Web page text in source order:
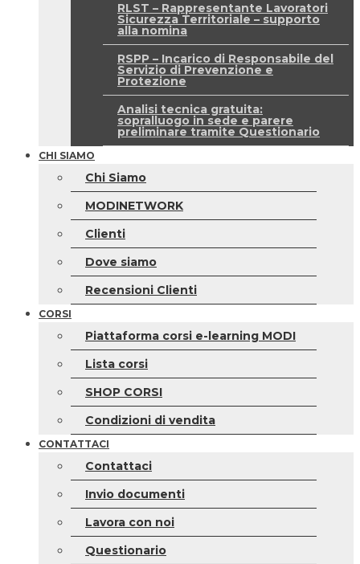
RLST – Rappresentante Lavoratori
Sicurezza Territoriale – supporto
alla nomina
RSPP – Incarico di Responsabile del
Servizio di Prevenzione e
Protezione
Analisi tecnica gratuita:
sopralluogo in sede e parere
preliminare tramite Questionario
CHI SIAMO
Chi Siamo
MODINETWORK
Clienti
Dove siamo
Recensioni Clienti
CORSI
Piattaforma corsi e-learning MODI
Lista corsi
SHOP CORSI
Condizioni di vendita
CONTATTACI
Contattaci
Invio documenti
Lavora con noi
Questionario